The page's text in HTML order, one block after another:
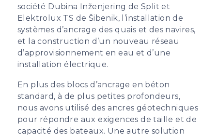
société Dubina Inženjering de Split et
Elektrolux TS de Šibenik, l’installation de
systèmes d’ancrage des quais et des navires,
et la construction d’un nouveau réseau
d’approvisionnement en eau et d’une
installation électrique.
En plus des blocs d’ancrage en béton
standard, à de plus petites profondeurs,
nous avons utilisé des ancres géotechniques
pour répondre aux exigences de taille et de
capacité des bateaux. Une autre solution